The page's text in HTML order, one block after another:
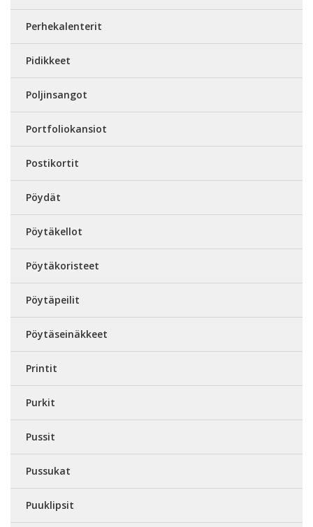
Perhekalenterit
Pidikkeet
Poljinsangot
Portfoliokansiot
Postikortit
Pöydät
Pöytäkellot
Pöytäkoristeet
Pöytäpeilit
Pöytäseinäkkeet
Printit
Purkit
Pussit
Pussukat
Puuklipsit